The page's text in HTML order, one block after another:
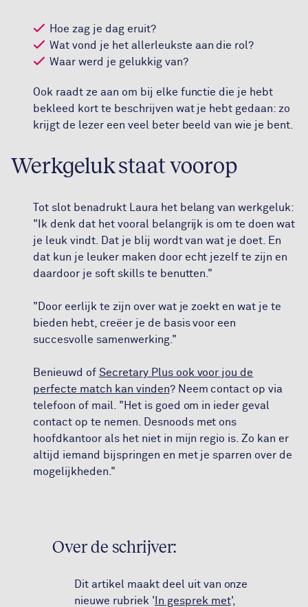
Hoe zag je dag eruit?
Wat vond je het allerleukste aan die rol?
Waar werd je gelukkig van?
Ook raadt ze aan om bij elke functie die je hebt
bekleed kort te beschrijven wat je hebt gedaan: zo
krijgt de lezer een veel beter beeld van wie je bent.
Werkgeluk staat voorop
Tot slot benadrukt Laura het belang van werkgeluk:
"Ik denk dat het vooral belangrijk is om te doen wat
je leuk vindt. Dat je blij wordt van wat je doet. En
dat kun je leuker maken door echt jezelf te zijn en
daardoor je soft skills te benutten."
"Door eerlijk te zijn over wat je zoekt en wat je te
bieden hebt, creëer je de basis voor een
succesvolle samenwerking."
Benieuwd of Secretary Plus ook voor jou de
perfecte match kan vinden? Neem contact op via
telefoon of mail. "Het is goed om in ieder geval
contact op te nemen. Desnoods met ons
hoofdkantoor als het niet in mijn regio is. Zo kan er
altijd iemand bijspringen en met je sparren over de
mogelijkheden."
Over de schrijver:
Dit artikel maakt deel uit van onze
nieuwe rubriek ' In gesprek met',